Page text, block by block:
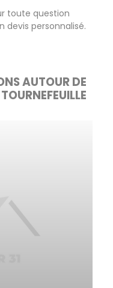
toute question
personnalisé.
AUTOUR DE